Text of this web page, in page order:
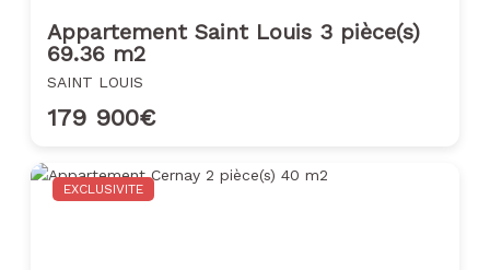
Appartement Saint Louis 3 pièce(s)
69.36 m2
SAINT LOUIS
179 900€
EXCLUSIVITE